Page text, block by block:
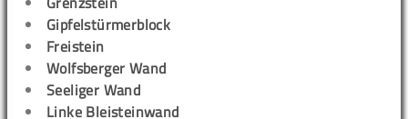
Gipfelstürmerblock
Freistein
Wolfsberger Wand
Seeliger Wand
Linke Bleisteinwand